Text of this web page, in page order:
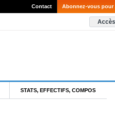
Abonnez-vous pour
Contact
STATS, EFFECTIFS, COMPOS